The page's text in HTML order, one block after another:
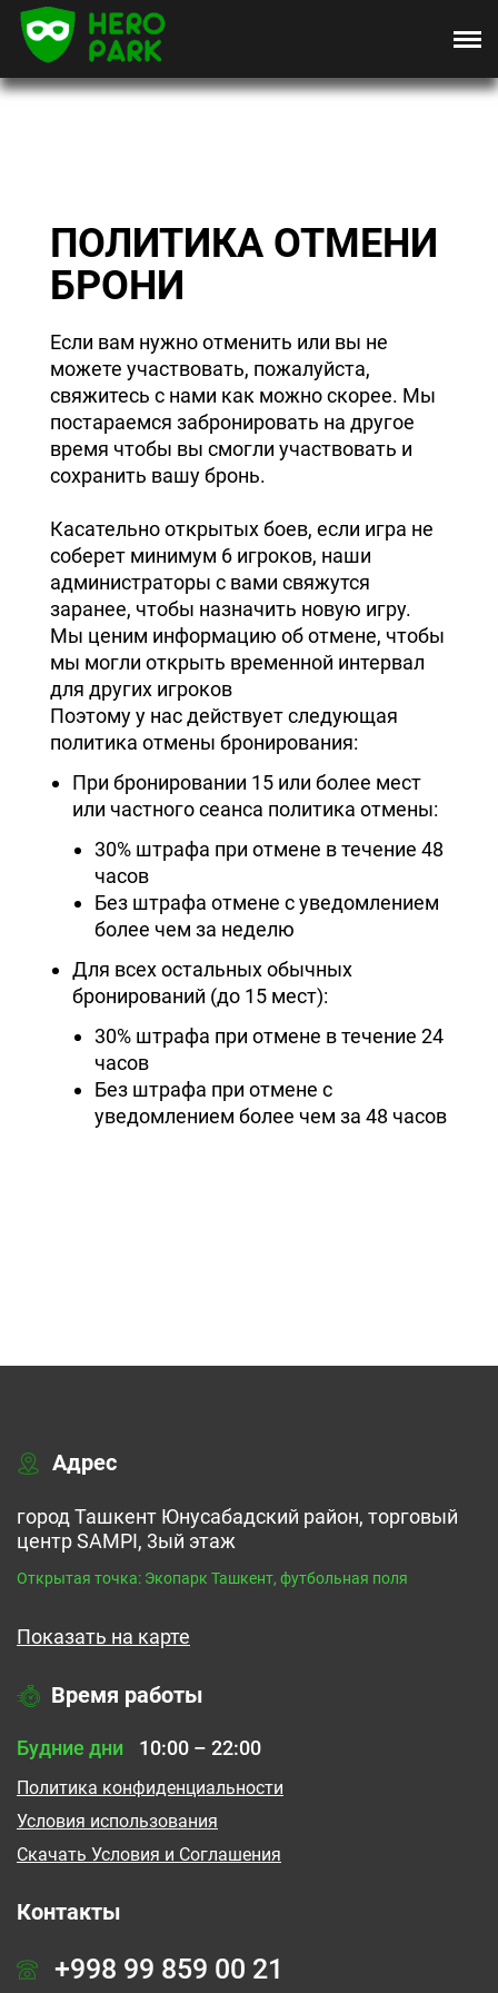
ПОЛИТИКА ОТМЕНИ
БРОНИ
Если вам нужно отменить или вы не
можете участвовать, пожалуйста,
свяжитесь с нами как можно скорее. Мы
постараемся забронировать на другое
время чтобы вы смогли участвовать и
сохранить вашу бронь.
Касательно открытых боев, если игра не
соберет минимум 6 игроков, наши
администраторы с вами свяжутся
заранее, чтобы назначить новую игру.
Мы ценим информацию об отмене, чтобы
мы могли открыть временной интервал
для других игроков
Поэтому у нас действует следующая
политика отмены бронирования:
При бронировании 15 или более мест
или частного сеанса политика отмены:
30% штрафа при отмене в течение 48
часов
Без штрафа отмене с уведомлением
более чем за неделю
Для всех остальных обычных
бронирований (до 15 мест):
30% штрафа при отмене в течение 24
часов
Без штрафа при отмене с
уведомлением более чем за 48 часов
Адрес
город Ташкент Юнусабадский район, торговый
центр SAMPI, 3ый этаж
Открытая точка: Экопарк Ташкент, футбольная поля
Показать на карте
Время работы
Будние дни 10:00 – 22:00
Политика конфиденциальности
Условия использования
Cкачать Условия и Соглашения
Контакты
+998 99 859 00 21